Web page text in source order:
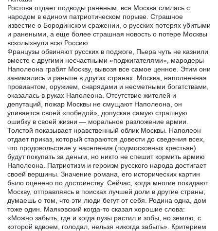
Ростова отдает подводы раненым, вся Москва слилась с
народом в едином патриотическом порыве. Страшное
известие о Бородинском сражении, о русских потерях убитыми
и ранеными, а еще более страшная новость о потере Москвы
всколыхнули всю Россию.
Французы обвиняют русских в поджоге, Пьера чуть не казнили
вместе с другими несчастными «поджигателями», мародеры
Наполеона грабят Москву, вывозя все самое ценное. Этим они
занимались и раньше в других странах. Москва, наполненная
провиантом, оружием, снарядами и несметными богатствами,
оказалась в руках Наполеона. Отсутствие жителей и
депутаций, пожар Москвы не смущают Наполеона, он
упивается своей «победой», допуская самую страшную
ошибку в своей жизни — моральное разложение армии.
Толстой показывает нравственный облик Москвы. Наполеон
отдает приказ, который стараются довести до сведения всех,
что продовольствие у населения (подмосковных крестьян)
будут покупать за деньги, но никто не спешит кормить армию
Наполеона. Патриотизм и героизм русского народа достигает
своей вершины. Значение романа, его исторических картин
было оценено по достоинству. Сейчас, когда многие покидают
Москву, отправляясь в поисках лучшей доли в другие страны,
думаешь о том, что эти люди бегут от себя. Родина одна, дом
тоже один. Маяковский когда-то сказал хорошие слова:
«Можно забыть, где и когда пузы растил и зобы, но землю, с
которой вдвоем, голодал, нельзя никогда забыть». Критерием